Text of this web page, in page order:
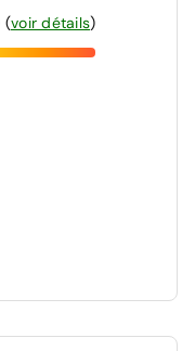
(voir détails)